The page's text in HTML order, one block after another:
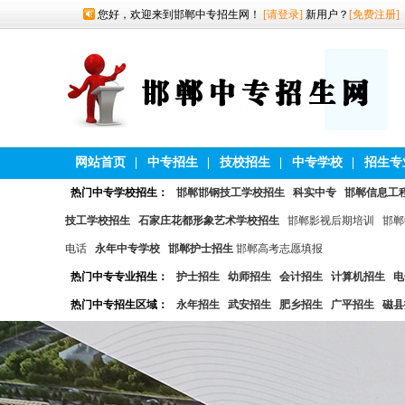
您好，欢迎来到邯郸中专招生网！ [请登录] 新用户？ [免费注册]
网站首页 中专招生 技校招生 中专学校 招生专
热门中专学校招生： 邯郸邯钢技工学校招生 科实中专 邯郸信息工
技工学校招生 石家庄花都形象艺术学校招生 邯郸影视后期培训 邯
电话 永年中专学校 邯郸护士招生 邯郸高考志愿填报
热门中专专业招生： 护士招生 幼师招生 会计招生 计算机招生
热门中专招生区域： 永年招生 武安招生 肥乡招生 广平招生 磁